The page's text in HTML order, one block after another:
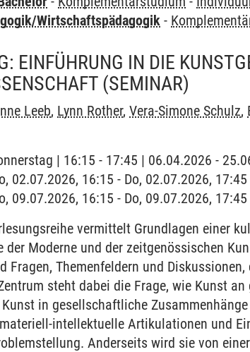
Wirtschaftspädagogik -
EINFÜHRUNG IN DIE
(SEMINAR)
Leeb, Lynn Rother,Vera-Simone Schulz,
| 16:15 - 17:45 | 06.04.2026 -
02.07.2026, 16:15 - Do, 02.07.2026, 17:45
09.07.2026, 16:15 - Do, 09.07.2026, 17:45
vermittelt Grundlagen einer
der Moderne und der zeitgenössischen
Fragen, Themenfeldern und
steht dabei die Frage, wie Kunst
in gesellschaftliche
intellektuelle Artikulationen und
Anderseits wird sie von